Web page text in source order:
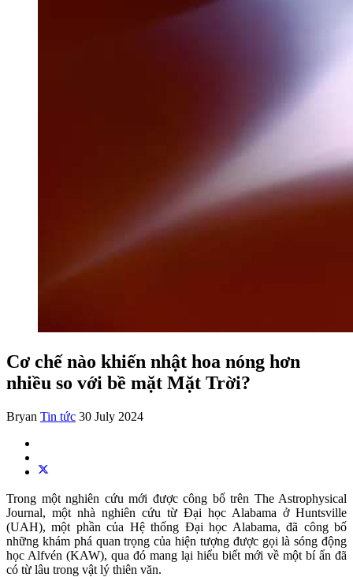
Cơ chế nào khiến nhật hoa nóng hơn
nhiều so với bề mặt Mặt Trời?
Bryan Tin tức 30 July 2024
Trong một nghiên cứu mới được công bố trên The Astrophysical
Journal, một nhà nghiên cứu từ Đại học Alabama ở Huntsville
(UAH), một phần của Hệ thống Đại học Alabama, đã công bố
những khám phá quan trọng của hiện tượng được gọi là sóng động
học Alfvén (KAW), qua đó mang lại hiểu biết mới về một bí ẩn đã
có từ lâu trong vật lý thiên văn.